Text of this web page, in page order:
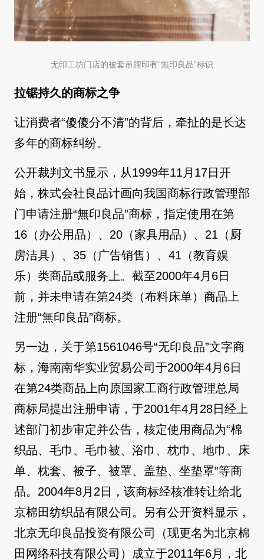
无印工坊门店的被套吊牌印有“無印良品”标识
拉锯持久的商标之争
让消费者“傻傻分不清”的背后，牵扯的是长达
多年的商标纠纷。
公开裁判文书显示，从1999年11月17日开
始，株式会社良品计画向我国商标行政管理部
门申请注册“無印良品”商标，指定使用在第
16（办公用品）、20（家具用品）、21（厨
房洁具）、35（广告销售）、41（教育娱
乐）类商品或服务上。截至2000年4月6日
前，并未申请在第24类（布料床单）商品上
注册“無印良品”商标。
另一边，关于第1561046号“无印良品”文字商
标，海南南华实业贸易公司于2000年4月6日
在第24类商品上向原国家工商行政管理总局
商标局提出注册申请，于2001年4月28日经上
述部门初步审定并公告，核定使用商品为“棉
织品、毛巾、毛巾被、浴巾、枕巾、地巾、床
单、枕套、被子、被罩、盖垫、坐垫罩”等商
品。2004年8月2日，该商标经核准转让给北
京棉田纺织品有限公司。另有公开资料显示，
北京无印良品投资有限公司（现更名为北京棉
田网络科技有限公司）成立于2011年6月，北